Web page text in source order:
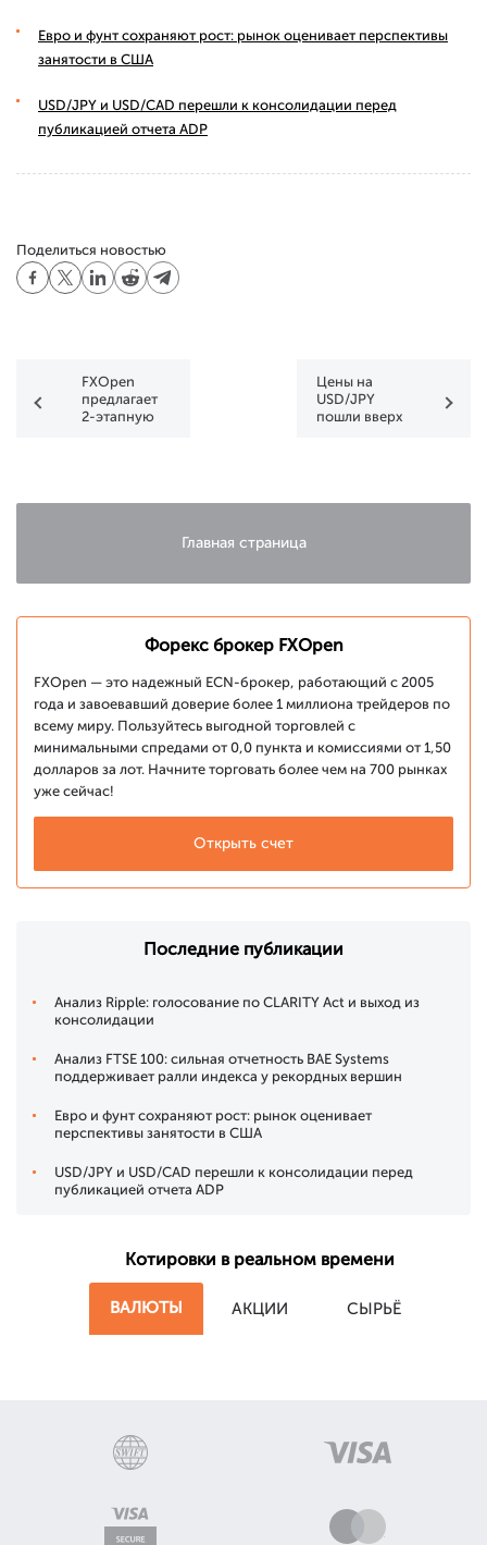
Евро и фунт сохраняют рост: рынок оценивает перспективы
занятости в США
USD/JPY и USD/CAD перешли к консолидации перед
публикацией отчета ADP
Поделиться новостью
FXOpen
предлагает
2-этапную
Цены на
USD/JPY
пошли вверх
Главная страница
Форекс брокер FXOpen
FXOpen — это надежный ECN-брокер, работающий с 2005
года и завоевавший доверие более 1 миллиона трейдеров по
всему миру. Пользуйтесь выгодной торговлей с
минимальными спредами от 0,0 пункта и комиссиями от 1,50
долларов за лот. Начните торговать более чем на 700 рынках
уже сейчас!
Открыть счет
Последние публикации
Анализ Ripple: голосование по CLARITY Act и выход из
консолидации
Анализ FTSE 100: сильная отчетность BAE Systems
поддерживает ралли индекса у рекордных вершин
Евро и фунт сохраняют рост: рынок оценивает
перспективы занятости в США
USD/JPY и USD/CAD перешли к консолидации перед
публикацией отчета ADP
Котировки в реальном времени
ВАЛЮТЫ АКЦИИ СЫРЬЁ